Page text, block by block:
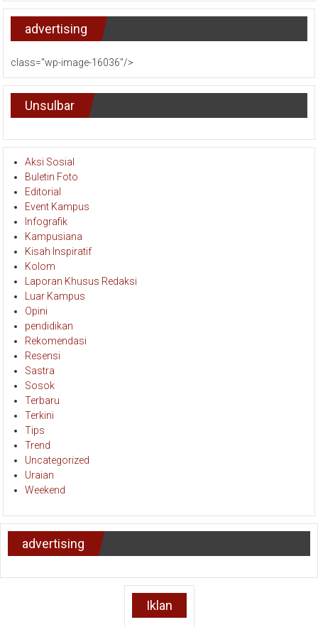
advertising
class="wp-image-16036"/>
Unsulbar
Aksi Sosial
Buletin Foto
Editorial
Event Kampus
Infografik
Kampusiana
Kisah Inspiratif
Kolom
Laporan Khusus Redaksi
Luar Kampus
Opini
pendidikan
Rekomendasi
Resensi
Sastra
Sosok
Terbaru
Terkini
Tips
Trend
Uncategorized
Uraian
Weekend
advertising
Iklan